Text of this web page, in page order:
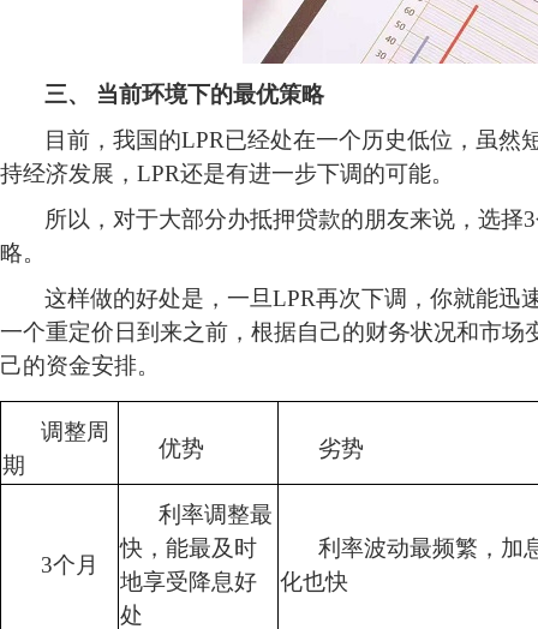
三、
当前环境下的最优策略
目前，我国的LPR已经处在一个历史低位，虽然
持经济发展，LPR还是有进一步下调的可能。
所以，对于大部分办抵押贷款的朋友来说，选择
略。
这样做的好处是，一旦LPR再次下调，你就能迅
一个重定价日到来之前，根据自己的财务状况和市
己的资金安排。
调整周
期
优势 劣势
3个月
利率调整最
快，能最及时
地享受降息好
处
利率波动最频繁，加
化也快